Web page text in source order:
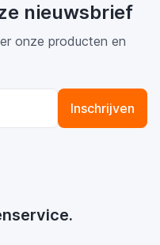
nieuwsbrief
onze producten en
Inschrijven